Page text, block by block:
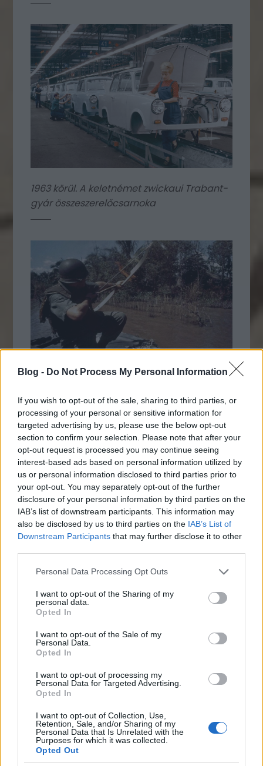
Blog - Do Not Process My Personal Information
If you wish to opt-out of the sale, sharing to third parties, or
processing of your personal or sensitive information for
targeted advertising by us, please use the below opt-out
section to confirm your selection. Please note that after your
opt-out request is processed you may continue seeing
interest-based ads based on personal information utilized by
us or personal information disclosed to third parties prior to
your opt-out. You may separately opt-out of the further
disclosure of your personal information by third parties on the
IAB’s list of downstream participants. This information may
also be disclosed by us to third parties on the IAB’s List of
Downstream Participants that may further disclose it to other
Please note that this website/app uses one or more Google
not limited to your visit or usage behaviour. You may click to
grant or deny consent to Google and its third-party tags to
use your data for below specified purposes in below Google
consent section.
Personal Data Processing Opt Outs
I want to opt-out of the Sharing of my
personal data.
Opted In
I want to opt-out of the Sale of my
Personal Data.
Opted In
I want to opt-out of processing my
Personal Data for Targeted Advertising.
Opted In
I want to opt-out of Collection, Use,
Retention, Sale, and/or Sharing of my
Personal Data that Is Unrelated with the
Purposes for which it was collected.
Opted Out
1963 körül. A keletnémet zwickaui Trabant-
gyár összeszerelőcsarnoka
1967. Egy amerikai katona égő nyílvesszőt
lő ki egy bambuszkunyhóra a vietnami
háborúban
1980-as évek. Osztálytermi életkép a
Repton Schoolban, egy elit brit